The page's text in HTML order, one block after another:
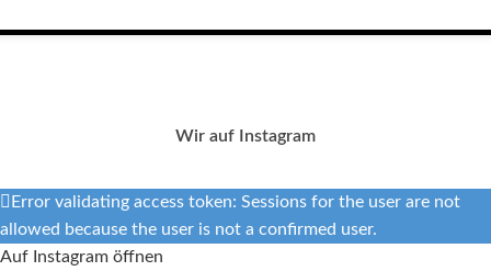
Wir auf Instagram
Error validating access token: Sessions for the user are not
allowed because the user is not a confirmed user.
Auf Instagram öffnen